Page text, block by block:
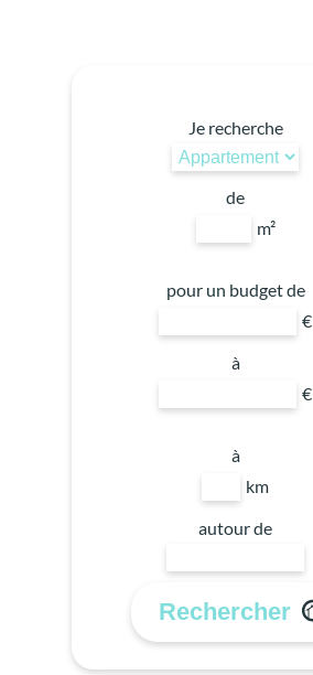
Je recherche
de
m²
pour un budget de
€
à
€
à
km
autour de
Rechercher